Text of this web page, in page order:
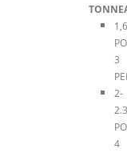
3
2-
4